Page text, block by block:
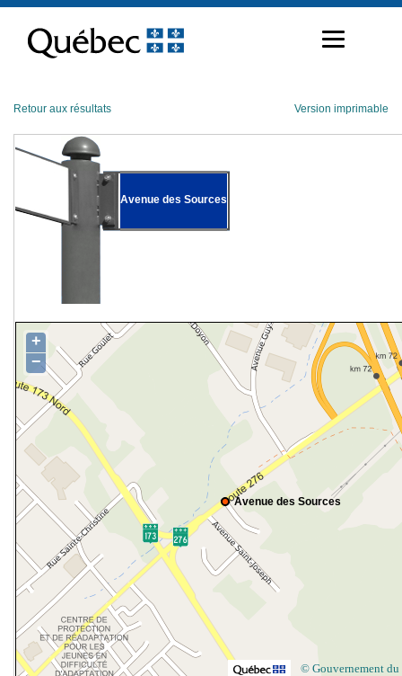
contenu
Retour aux résultats Version imprimable
Avenue des Sources
Avenue des Sources
+
−
© Gouvernement du